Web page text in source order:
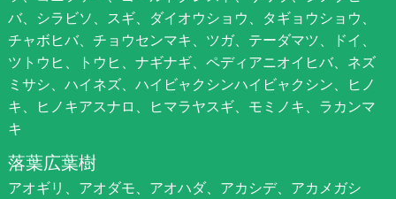
バ、シラビソ、スギ、ダイオウショウ、タギョウショウ、
チャボヒバ、チョウセンマキ、ツガ、テーダマツ、ドイ、
ツトウヒ、トウヒ、ナギナギ、ペディアニオイヒバ、ネズ
ミサシ、ハイネズ、ハイビャクシンハイビャクシン、ヒノ
キ、ヒノキアスナロ、ヒマラヤスギ、モミノキ、ラカンマ
キ
落葉広葉樹
アオギリ、アオダモ、アオハダ、アカシデ、アカメガシ